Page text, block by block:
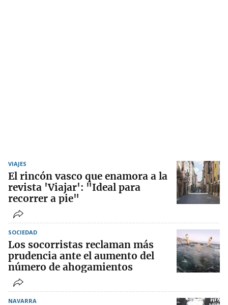
VIAJES
El rincón vasco que enamora a la
revista 'Viajar': "Ideal para
recorrer a pie"
SOCIEDAD
Los socorristas reclaman más
prudencia ante el aumento del
número de ahogamientos
NAVARRA